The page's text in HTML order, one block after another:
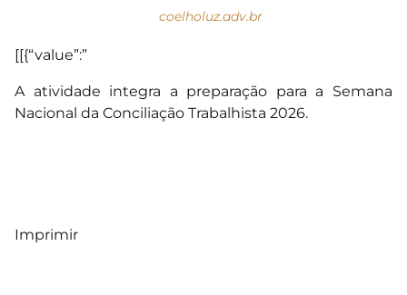
coelholuz.adv.br
[[{“value”:”
A atividade integra a preparação para a Semana
Nacional da Conciliação Trabalhista 2026.
Imprimir